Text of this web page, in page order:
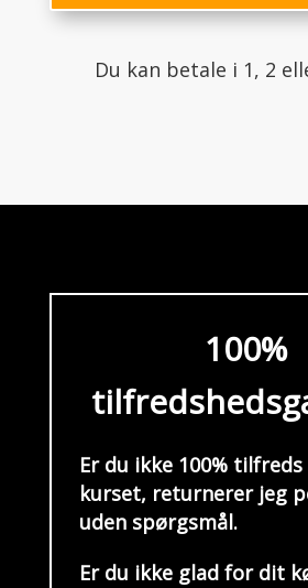
Du kan betale i 1, 2
100%
Er du ikke 100%
kurset, returnerer jeg
uden spørgsmål.
Er du ikke glad for dit